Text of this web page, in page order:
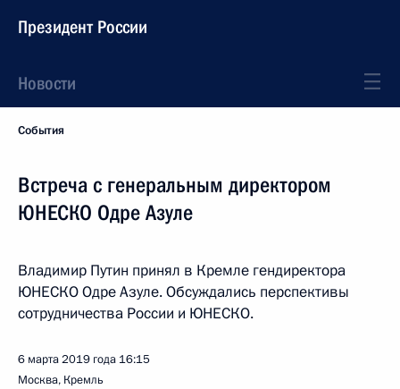
Президент России
Новости
События
Встреча с генеральным директором
ЮНЕСКО Одре Азуле
Владимир Путин принял в Кремле гендиректора
ЮНЕСКО Одре Азуле. Обсуждались перспективы
сотрудничества России и ЮНЕСКО.
6 марта 2019 года 16:15
Москва, Кремль